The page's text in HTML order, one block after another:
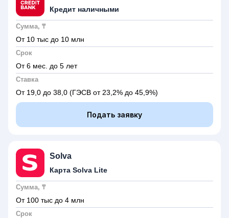
Кредит наличными
Сумма, ₸
От 10 тыс до 10 млн
Срок
От 6 мес. до 5 лет
Ставка
От 19,0 до 38,0 (ГЭСВ от 23,2% до 45,9%)
Подать заявку
Solva
Карта Solva Lite
Сумма, ₸
От 100 тыс до 4 млн
Срок